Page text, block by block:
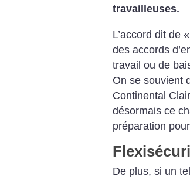
travailleuses.
L’accord dit de «
des accords
travail ou de
On se souvient
Continental
désormais ce
préparation
De plus, si un